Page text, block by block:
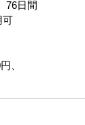
日間
可
、